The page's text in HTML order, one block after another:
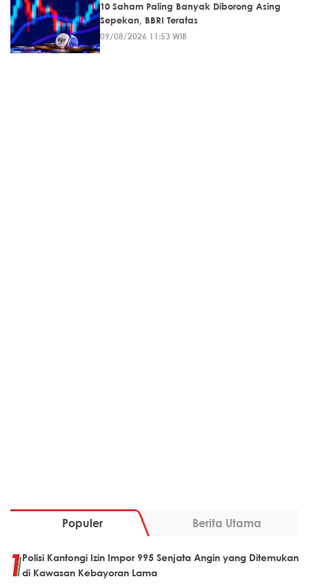
10 Saham Paling Banyak Diborong Asing
Sepekan, BBRI Teratas
09/08/2026 11:53 WIB
Populer Berita Utama
Polisi Kantongi Izin Impor 995 Senjata Angin yang Ditemukan
di Kawasan Kebayoran Lama